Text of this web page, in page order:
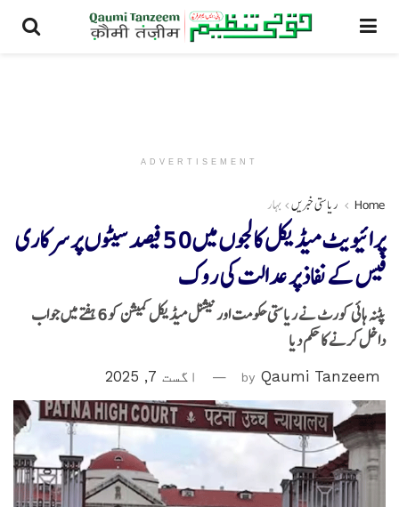
ADVERTISEMENT
Home ریاستی خبریں بہار
پرائیویٹ میڈیکل کالجوں میں 50 فیصد سیٹوں پر سرکاری
فیس کے نفاذ پر عدالت کی روک
پٹنہ ہائی کورٹ نے ریاستی حکومت اور نیشنل میڈیکل کمیشن کو 6 ہفتے میں جواب
داخل کرنے کا حکم دیا
by Qaumi Tanzeem اگست 7, 2025